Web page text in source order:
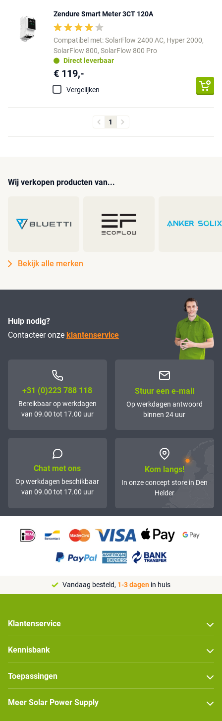
Zendure Smart Meter 3CT 120A
Compatibel met: SolarFlow 2400 AC, Hyper 2000,
SolarFlow 800, SolarFlow 800 Pro
Direct leverbaar
€ 119,-
Vergelijken
1
Wij verkopen producten van...
Bekijk alle merken
Hulp nodig?
Contacteer onze klantenservice
+31 (0)223 788 118
Bereikbaar op werkdagen
van 09.00 tot 17.00 uur
Stuur een e-mail
Op werkdagen antwoord
binnen 24 uur
Chat met ons
Op werkdagen beschikbaar
van 09.00 tot 17.00 uur
Kom langs!
In onze concept store in Den
Helder
Vandaag besteld, 1-3 dagen in huis
Klantenservice
Kennisbank
Toepassingen
Meer Solar Power Supply